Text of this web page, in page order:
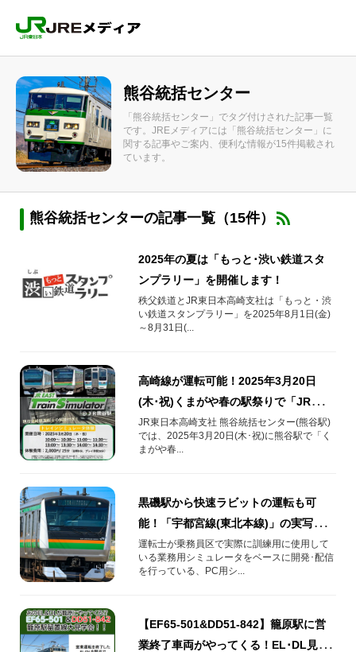
熊谷統括センター
「熊谷統括センター」でタグ付けされた記事一覧
です。JREメディアには「熊谷統括センター」に
関する記事やご案内、便利な情報が15件掲載され
ています。
熊谷統括センターの記事一覧（15件）
2025年の夏は「もっと･渋い鉄道スタ
ンプラリー」を開催します！
秩父鉄道とJR東日本高崎支社は「もっと・渋
い鉄道スタンプラリー」を2025年8月1日(金)
～8月31日(...
高崎線が運転可能！2025年3月20日
(木･祝)くまがや春の駅祭りで「JR東日
本トレインシミュレータ」体験を開
催！
JR東日本高崎支社 熊谷統括センター(熊谷駅)
では、2025年3月20日(木･祝)に熊谷駅で「く
まがや春...
黒磯駅から快速ラビットの運転も可
能！「宇都宮線(東北本線)」の実写運転
シミュレータが2024年8月27日(火)配信
開始
運転士が乗務員区で実際に訓練用に使用して
いる業務用シミュレータをベースに開発･配信
を行っている、PC用シ...
【EF65-501&DD51-842】籠原駅に営
業終了車両がやってくる！EL･DL見学